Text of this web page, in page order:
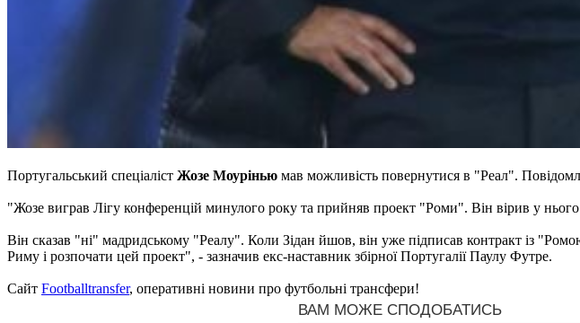
Португальський спеціаліст Жозе Моурінью мав можливість повернутися в "Реал".
"Жозе виграв Лігу конференцій минулого року та прийняв проект "Роми". Він вірив у нього
Він сказав "ні" мадридському "Реалу". Коли Зідан йшов, він уже підписав контракт із
Риму і розпочати цей проект", - зазначив екс-наставник збірної Португалії Паулу Футре.
Сайт Footballtransfer, оперативні новини про футбольні трансфери!